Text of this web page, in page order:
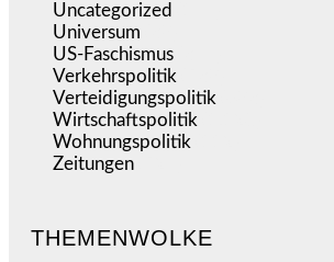
Uncategorized
Universum
US-Faschismus
Verkehrspolitik
Verteidigungspolitik
Wirtschaftspolitik
Wohnungspolitik
Zeitungen
THEMENWOLKE